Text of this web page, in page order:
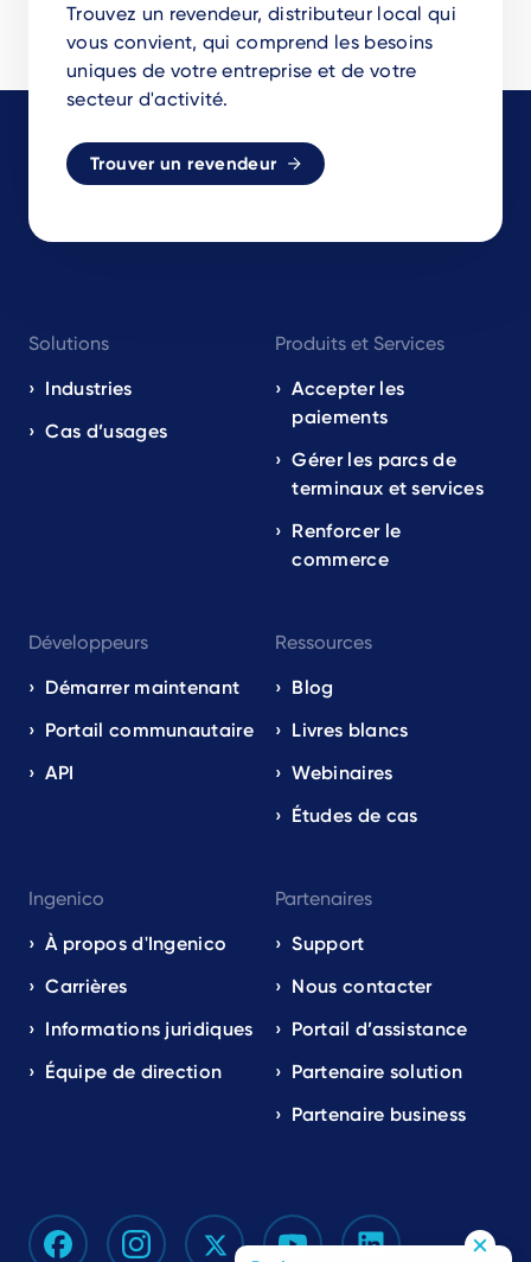
Trouvez un revendeur, distributeur local qui
vous convient, qui comprend les besoins
uniques de votre entreprise et de votre
secteur d'activité.
Trouver un revendeur
navigation
EN
Solutions
Industries
Cas d’usages
Produits et Services
Accepter les
paiements
Gérer les parcs de
terminaux et services
Renforcer le
commerce
Développeurs
Démarrer maintenant
Portail communautaire
API
Ressources
Blog
Livres blancs
Webinaires
Études de cas
Ingenico
À propos d'Ingenico
Carrières
Informations juridiques
Équipe de direction
Partenaires
Support
Nous contacter
Portail d’assistance
Partenaire solution
Partenaire business